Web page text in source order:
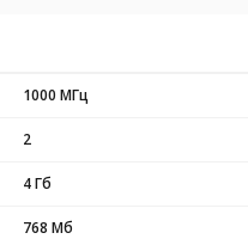
1000 МГц
2
4 Гб
768 Мб